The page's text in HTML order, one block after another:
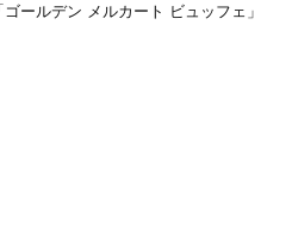
ールデン メルカート ビュッフェ」